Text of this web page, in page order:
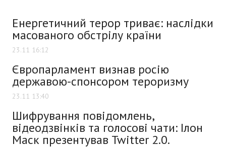
Енергетичний терор триває: наслідки
масованого обстрілу країни
23.11 16:12
Європарламент визнав росію
державою-спонсором тероризму
23.11 13:40
Шифрування повідомлень,
відеодзвінків та голосові чати: Ілон
Маск презентував Twitter 2.0.